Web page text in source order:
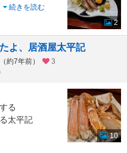
続きを読む
2
よ、居酒屋太平記
約7年前）
3
る
太平記
10